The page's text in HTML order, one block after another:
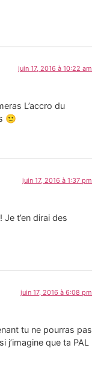
juin 17, 2016 à 10:22 am
L’accro du
🙂
juin 17, 2016 à 1:37 pm
Je t’en dirai des
juin 17, 2016 à 6:08 pm
tu ne pourras pas
que ta PAL